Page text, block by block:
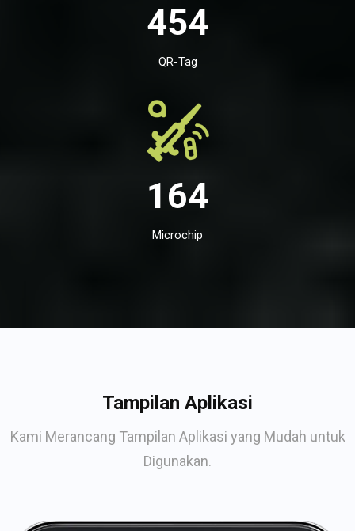
454
QR-Tag
164
Microchip
Tampilan Aplikasi
Kami Merancang Tampilan Aplikasi yang Mudah untuk
Digunakan.